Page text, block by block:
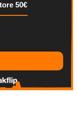
50€